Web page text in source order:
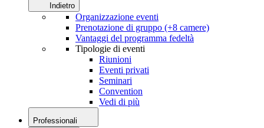
Indietro
Organizzazione eventi
Prenotazione di gruppo (+8 camere)
Vantaggi del programma fedeltà
Tipologie di eventi
Riunioni
Eventi privati
Seminari
Convention
Vedi di più
Professionali